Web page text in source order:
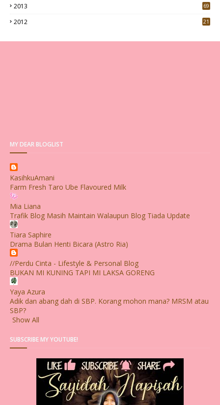
2013 69
2012 21
MY DEAR BLOGLIST
KasihkuAmani
Farm Fresh Taro Ube Flavoured Milk
Mia Liana
Trafik Blog Masih Maintain Walaupun Blog Tiada Update
Tiara Saphire
Drama Bulan Henti Bicara (Astro Ria)
//Perdu Cinta - Lifestyle & Personal Blog
BUKAN MI KUNING TAPI MI LAKSA GORENG
Yaya Azura
Adik dan abang dah di SBP. Korang mohon mana? MRSM atau
SBP?
Show All
SUBSCRIBE MY YOUTUBE!